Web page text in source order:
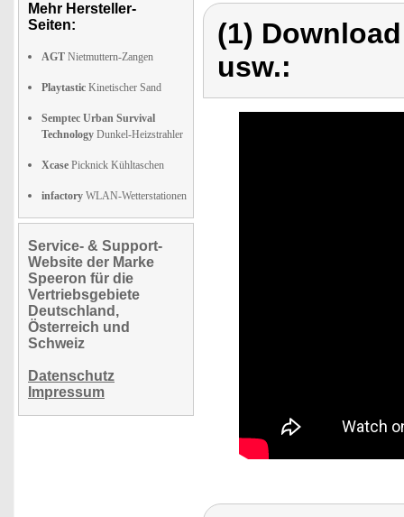
Mehr Hersteller-
Seiten:
AGT Nietmuttern-Zangen
Playtastic Kinetischer Sand
Semptec Urban Survival
Technology Dunkel-Heizstrahler
Xcase Picknick Kühltaschen
infactory WLAN-Wetterstationen
Service- & Support-
Website der Marke
Speeron für die
Vertriebsgebiete
Deutschland,
Österreich und
Schweiz
Datenschutz
Impressum
(1)
usw.: